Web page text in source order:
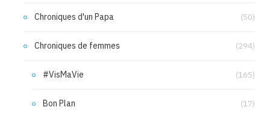
Chroniques d'un Papa (50)
Chroniques de femmes (294)
#VisMaVie (165)
Bon Plan (17)